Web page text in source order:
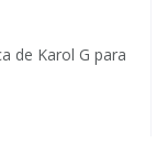
de Karol G para